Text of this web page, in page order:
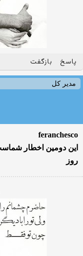
پاسخ بازگفت
مدیر کل
feranchesco
روز